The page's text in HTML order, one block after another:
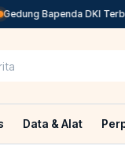
Bapenda DKI
Data & Alat